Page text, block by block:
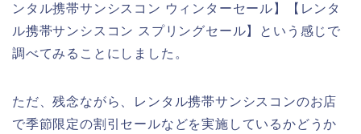
ンタル携帯サンシスコン ウィンターセール】【レンタ
ル携帯サンシスコン スプリングセール】という感じで
調べてみることにしました。
ただ、残念ながら、レンタル携帯サンシスコンのお店
で季節限定の割引セールなどを実施しているかどうか